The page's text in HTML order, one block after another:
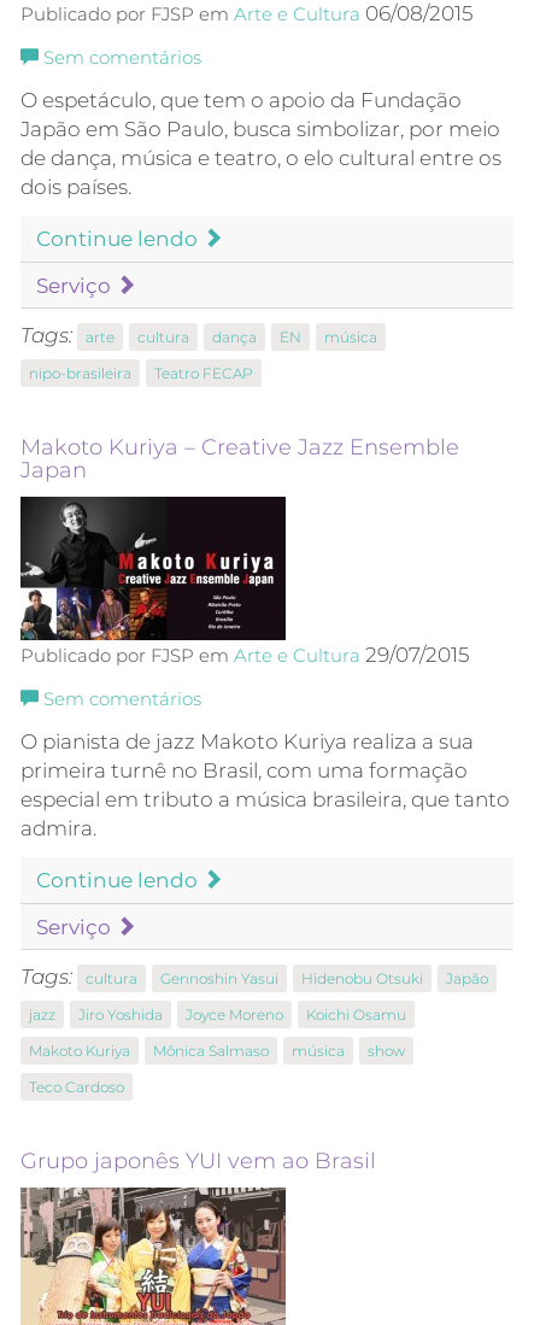
Publicado por FJSP em Arte e Cultura 06/08/2015
Sem comentários
O espetáculo, que tem o apoio da Fundação
Japão em São Paulo, busca simbolizar, por meio
de dança, música e teatro, o elo cultural entre os
dois países.
Continue lendo
Serviço
Tags: arte cultura dança EN
música
nipo-brasileira
Teatro FECAP
Makoto Kuriya – Creative Jazz Ensemble
Japan
Publicado por FJSP em Arte e Cultura 29/07/2015
Sem comentários
O pianista de jazz Makoto Kuriya realiza a sua
primeira turnê no Brasil, com uma formação
especial em tributo a música brasileira, que tanto
admira.
Continue lendo
Serviço
Tags: cultura Gennoshin Yasui Hidenobu Otsuki
Japão
jazz
Jiro Yoshida Joyce Moreno
Koichi Osamu
Makoto Kuriya
Mônica Salmaso música
show
Teco Cardoso
Grupo japonês YUI vem ao Brasil